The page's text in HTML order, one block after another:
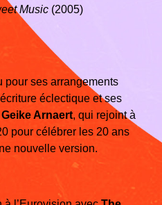
Music (2005)
pour ses arrangements
éclectique et ses
Geike Arnaert, qui rejoint à
pour célébrer les 20 ans
nouvelle version.